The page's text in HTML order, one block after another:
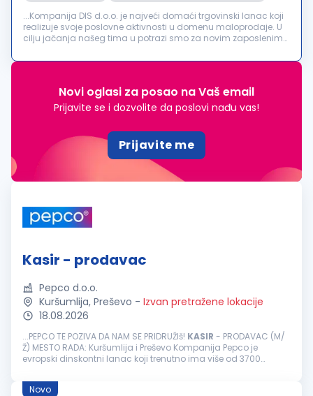
...Kompanija DIS d.o.o. je najveći domaći trgovinski lanac koji
realizuje svoje poslovne aktivnosti u domenu maloprodaje. U
cilju jačanja našeg tima u potrazi smo za novim zaposlenima
Novi oglasi za posao na Vaš email
Prijavite se i dozvolite da poslovi nađu vas!
Prijavite me
Kasir - prodavac
Pepco d.o.o.
Kuršumlija, Preševo - Izvan pretražene lokacije
18.08.2026
...PEPCO TE POZIVA DA NAM SE PRIDRUŽIš! KASIR - PRODAVAC (M/
Ž) MESTO RADA: Kuršumlija i Preševo Kompanija Pepco je
evropski dinskontni lanac koji trenutno ima više od 3700
miliona kupaca...
Novo